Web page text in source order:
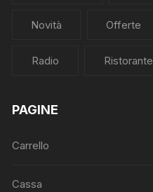
Novità Offerte
Radio Ristorante
PAGINE
Carrello
Cassa